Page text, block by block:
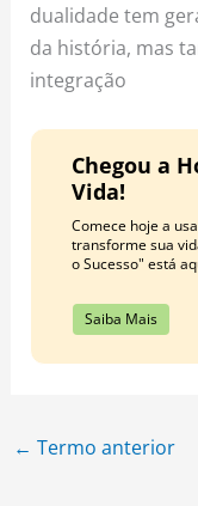
dualidade tem
da história, mas
integração
Chegou a
Vida!
Comece hoje a
transforme sua
o Sucesso" está
Saiba Mais
← Termo anterior